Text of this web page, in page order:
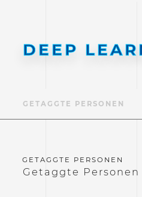
DEEP
GETAGGTE PERSONEN
Getaggte Personen